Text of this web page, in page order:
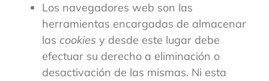
Los navegadores web son las
herramientas encargadas de almacenar
las cookies y desde este lugar debe
efectuar su derecho a eliminación o
desactivación de las mismas. Ni esta